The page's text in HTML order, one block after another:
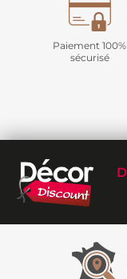
Paiement 100%
sécurisé